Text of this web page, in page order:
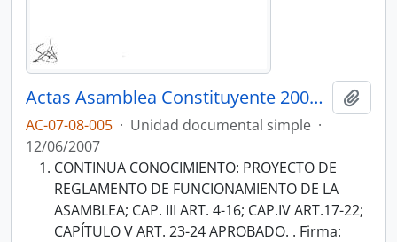
Actas Asamblea Constituyente 2007-2008
AC-07-08-005 · Unidad documental simple ·
12/06/2007
CONTINUA CONOCIMIENTO: PROYECTO DE
REGLAMENTO DE FUNCIONAMIENTO DE LA
ASAMBLEA; CAP. III ART. 4-16; CAP.IV ART.17-22;
CAPÍTULO V ART. 23-24 APROBADO. . Firma: